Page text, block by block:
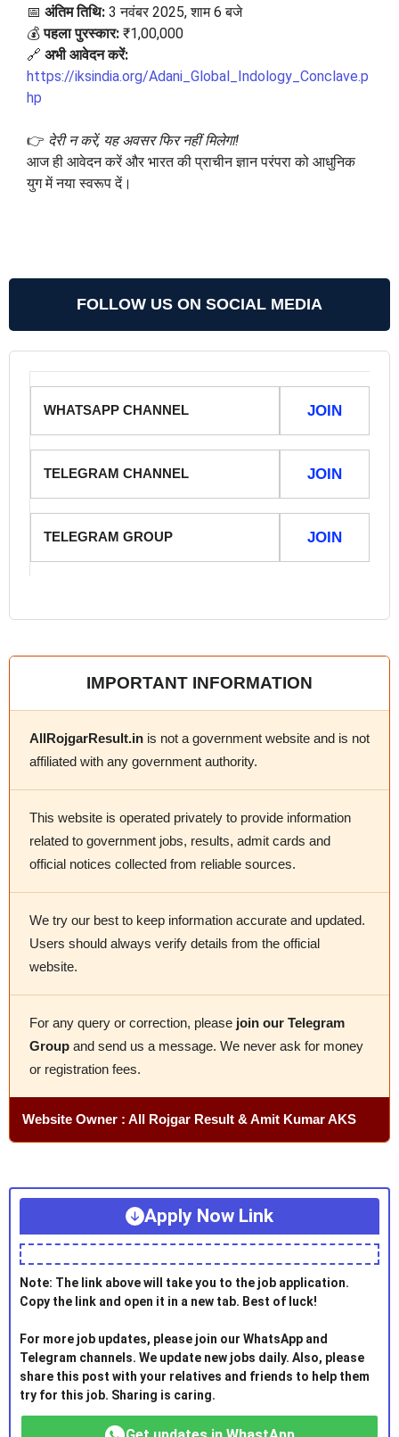
📅 अंतिम तिथि: 3 नवंबर 2025, शाम 6 बजे
💰पहला पुरस्कार: ₹1,00,000
🔗 अभी आवेदन करें:
https://iksindia.org/Adani_Global_Indology_Conclave.p
hp
👉 देरी न करें, यह अवसर फिर नहीं मिलेगा!
आज ही आवेदन करें और भारत की प्राचीन ज्ञान परंपरा को आधुनिक
युग में नया स्वरूप दें।
FOLLOW US ON SOCIAL MEDIA
WHATSAPP CHANNEL JOIN
TELEGRAM CHANNEL JOIN
TELEGRAM GROUP JOIN
IMPORTANT INFORMATION
AllRojgarResult.in is not a government website and is not
affiliated with any government authority.
This website is operated privately to provide information
related to government jobs, results, admit cards and
official notices collected from reliable sources.
We try our best to keep information accurate and updated.
Users should always verify details from the official
website.
For any query or correction, please join our Telegram
Group and send us a message. We never ask for money
or registration fees.
Website Owner : All Rojgar Result & Amit Kumar AKS
Apply Now Link
Note: The link above will take you to the job application.
Copy the link and open it in a new tab. Best of luck!
For more job updates, please join our WhatsApp and
Telegram channels. We update new jobs daily. Also, please
share this post with your relatives and friends to help them
try for this job. Sharing is caring.